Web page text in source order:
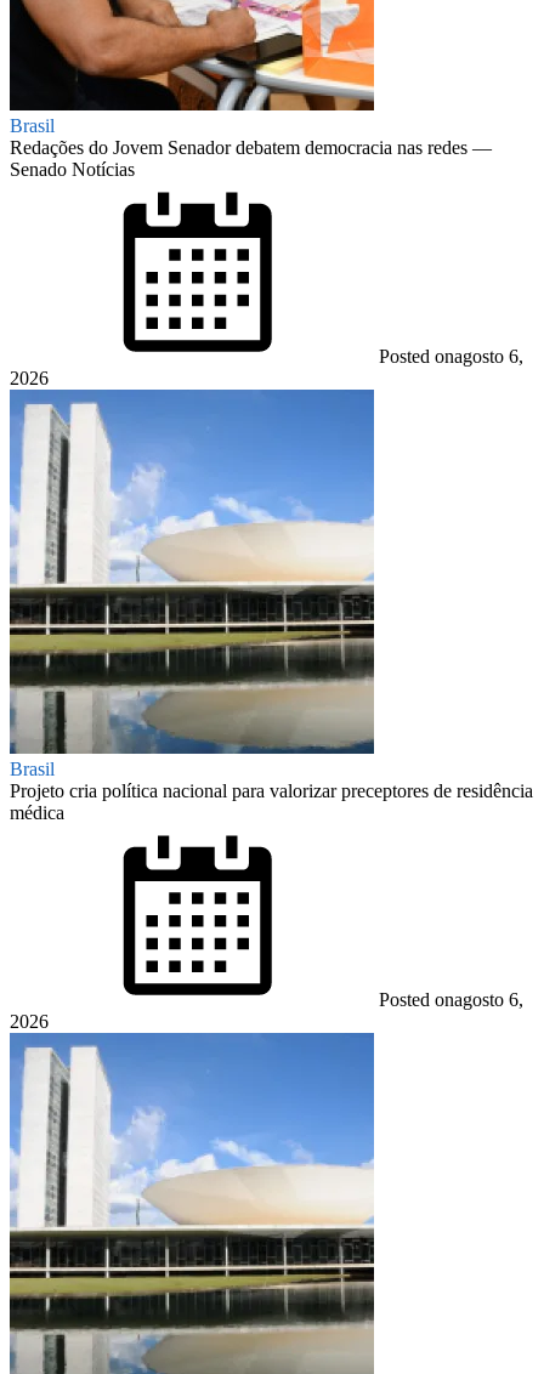
Brasil
Redações do Jovem Senador debatem democracia nas redes —
Senado Notícias
Posted onagosto 6,
2026
Brasil
Projeto cria política nacional para valorizar preceptores de residência
médica
Posted onagosto 6,
2026